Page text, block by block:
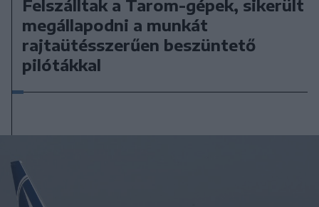
Felszálltak a Tarom-gépek, sikerült
megállapodni a munkát
rajtaütésszerűen beszüntető
pilótákkal